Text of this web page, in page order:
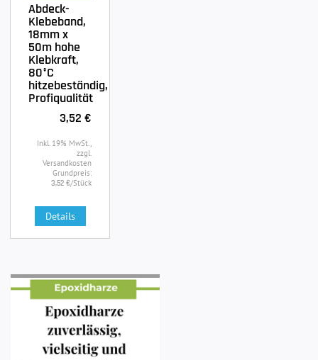
Abdeck-
Klebeband,
18mm x
50m hohe
Klebkraft,
80°C
hitzebeständig,
Profiqualität
3,52 €
Inkl. 19% MwSt.,
zzgl.
Versandkosten
Grundpreis:
3,52 €/Stück
Details